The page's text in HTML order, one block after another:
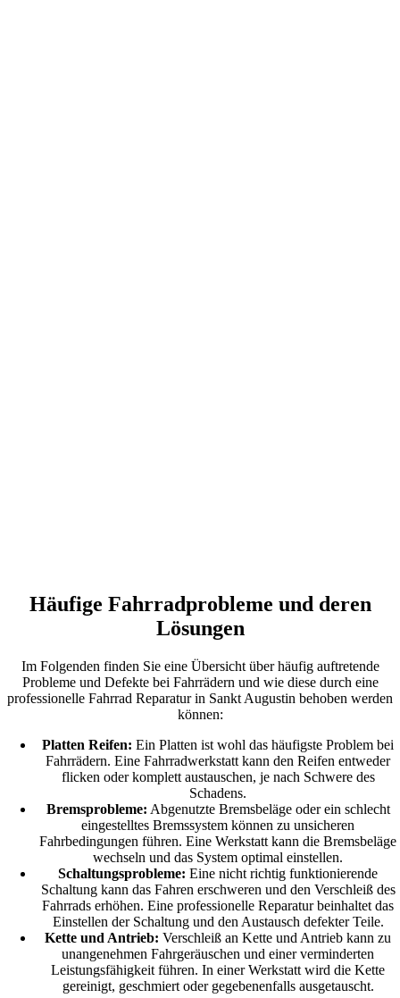
Häufige Fahrradprobleme und deren
Lösungen
Im Folgenden finden Sie eine Übersicht über häufig auftretende
Probleme und Defekte bei Fahrrädern und wie diese durch eine
professionelle Fahrrad Reparatur in Sankt Augustin behoben werden
können:
Platten Reifen: Ein Platten ist wohl das häufigste Problem bei
Fahrrädern. Eine Fahrradwerkstatt kann den Reifen entweder
flicken oder komplett austauschen, je nach Schwere des
Schadens.
Bremsprobleme: Abgenutzte Bremsbeläge oder ein schlecht
eingestelltes Bremssystem können zu unsicheren
Fahrbedingungen führen. Eine Werkstatt kann die Bremsbeläge
wechseln und das System optimal einstellen.
Schaltungsprobleme: Eine nicht richtig funktionierende
Schaltung kann das Fahren erschweren und den Verschleiß des
Fahrrads erhöhen. Eine professionelle Reparatur beinhaltet das
Einstellen der Schaltung und den Austausch defekter Teile.
Kette und Antrieb: Verschleiß an Kette und Antrieb kann zu
unangenehmen Fahrgeräuschen und einer verminderten
Leistungsfähigkeit führen. In einer Werkstatt wird die Kette
gereinigt, geschmiert oder gegebenenfalls ausgetauscht.